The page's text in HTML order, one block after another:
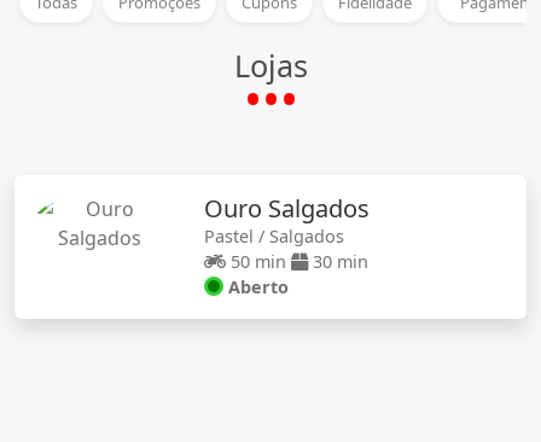
Lojas
Ouro Salgados
Pastel / Salgados
50 min
30 min
Aberto